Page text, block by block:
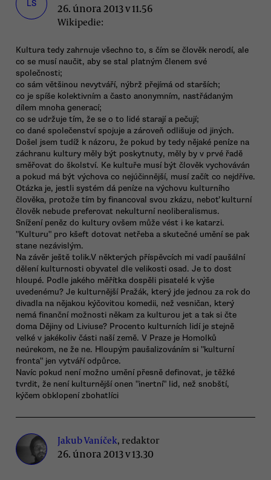
LŠ 26. února 2013 v 11.56
Wikipedie:
Kultura tedy zahrnuje všechno to, s čím se člověk nerodí, ale
co se musí naučit, aby se stal platným členem své
společnosti;
co sám většinou nevytváří, nýbrž přejímá od starších;
co je spíše kolektivním a často anonymním, nastřádaným
dílem mnoha generací;
co se udržuje tím, že se o to lidé starají a pečují;
co dané společenství spojuje a zároveň odlišuje od jiných.
Došel jsem tudíž k názoru, že pokud by tedy nějaké peníze na
záchranu kultury měly být poskytnuty, měly by v prvé řadě
směřovat do školství. Ke kultuře musí být člověk vychováván
a pokud má být výchova co nejúčinnější, musí začít co nejdříve.
Otázka je, jestli systém dá peníze na výchovu kulturního
člověka, protože tím by financoval svou zkázu, neboť kulturní
člověk nebude preferovat nekulturní neoliberalismus.
Snížení peněz do kultury ovšem může vést i ke katarzi.
"Kulturu" pro kšeft dotovat netřeba a skutečné umění se pak
stane nezávislým.
Na závěr ještě tolik.V některých příspěvcích mi vadí paušální
dělení kulturnosti obyvatel dle velikosti osad. Je to dost
hloupé. Podle jakého měřítka dospěli pisatelé k výše
uvedenému? Je kulturnější Pražák, který jde jednou za rok do
divadla na nějakou kýčovitou komedii, než vesničan, který
nemá finanční možnosti někam za kulturou jet a tak si čte
doma Dějiny od Liviuse? Procento kulturních lidí je stejně
velké v jakékoliv části naší země. V Praze je Homolků
neúrekom, ne že ne. Hloupým paušalizováním si "kulturní
fronta" jen vytváří odpůrce.
Navíc pokud není možno umění přesně definovat, je těžké
tvrdit, že není kulturnější onen "inertní" lid, než snobští,
kýčem obklopení zbohatlíci
Jakub Vaníček, redaktor
26. února 2013 v 13.30